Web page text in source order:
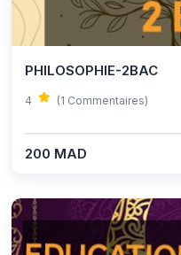
PHILOSOPHIE-2BAC
4 (1 Commentaires)
200 MAD